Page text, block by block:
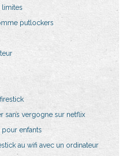
limites
putlockers
sans vergogne sur netflix
enfants
au wifi avec un ordinateur